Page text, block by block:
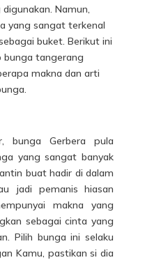
Namun,
yang sangat terkenal
buket. Berikut ini
bunga tangerang
makna dan arti
bunga Gerbera pula
yang sangat banyak
buat hadir di dalam
jadi pemanis hiasan
makna yang
sebagai cinta yang
Pilih bunga ini selaku
Kamu, pastikan si dia